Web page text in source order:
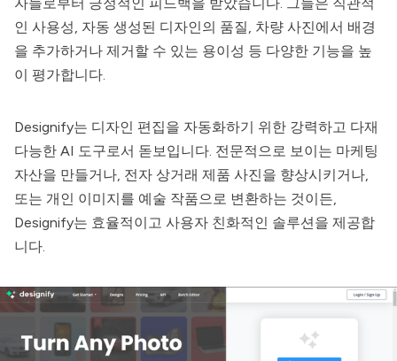
인 사용성, 자동 생성된 디자인의 품질, 차량 사진에서 배경
을 추가하거나 제거할 수 있는 용이성 등 다양한 기능을 높
이 평가합니다.
Designify는 디자인 편집을 자동화하기 위한 강력하고 다재
다능한 AI 도구로서 돋보입니다. 전문적으로 보이는 마케팅
자산을 만들거나, 전자 상거래 제품 사진을 향상시키거나,
또는 개인 이미지를 예술 작품으로 변환하는 것이든,
Designify는 효율적이고 사용자 친화적인 솔루션을 제공합
니다.